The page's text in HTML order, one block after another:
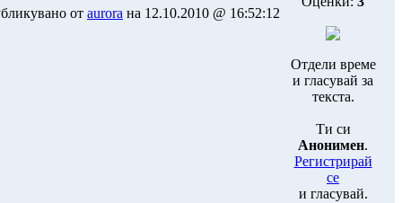
от aurora на 12.10.2010 @ 16:52:12
Отдели време
и гласувай за
текста.
Ти си
Анонимен.
Регистрирай
се
и гласувай.